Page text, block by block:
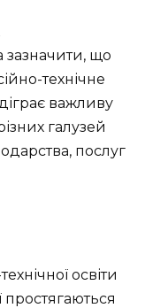
зазначити, що
технічне
важливу
галузей
послуг
освіти
простягаються